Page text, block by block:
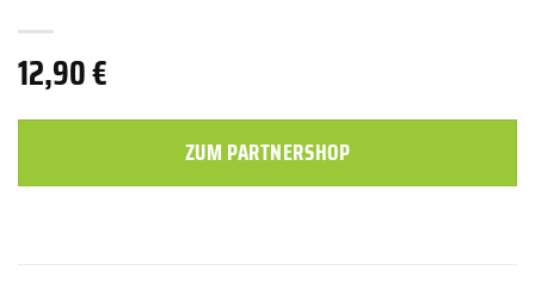
12,90€
ZUM PARTNERSHOP